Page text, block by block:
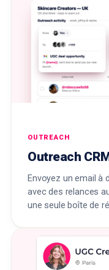
OUTREACH
Outreach
Envoyez un email à
avec des relances
une seule boîte de